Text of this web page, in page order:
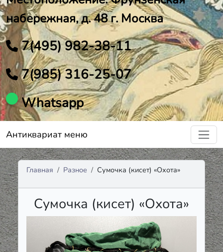
набережная, д. 48 г. Москва
7(495) 982-38-11
7(985) 316-25-07
Whatsapp
Антиквариат меню
Главная Разное Сумочка (кисет) «Охота»
Сумочка (кисет) «Охота»